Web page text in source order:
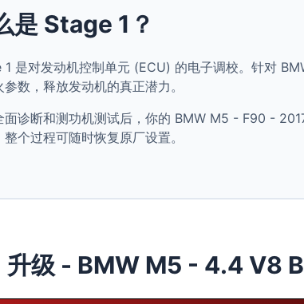
是 Stage 1？
1 是对发动机控制单元 (ECU) 的电子调校。针对
参数，释放发动机的真正潜力。
面诊断和测功机测试后，你的 BMW M5 - F90 -
整个过程可随时恢复原厂设置。
升级 - BMW M5 - 4.4 V8